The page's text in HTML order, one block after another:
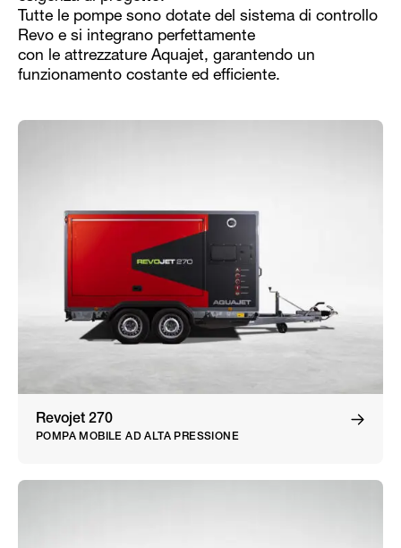
Tutte le pompe sono dotate del sistema di controllo
Revo e si integrano perfettamente
con le attrezzature Aquajet, garantendo un
funzionamento costante ed efficiente.
Revojet 270
POMPA MOBILE AD ALTA PRESSIONE